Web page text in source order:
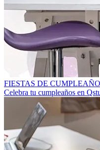
FIESTAS DE
Celebra tu cumpleaños en